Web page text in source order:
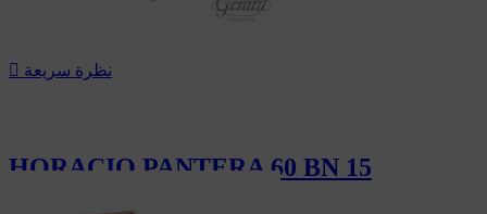
 نظرة سريعة
HORACIO PANTERA 60 BN 15